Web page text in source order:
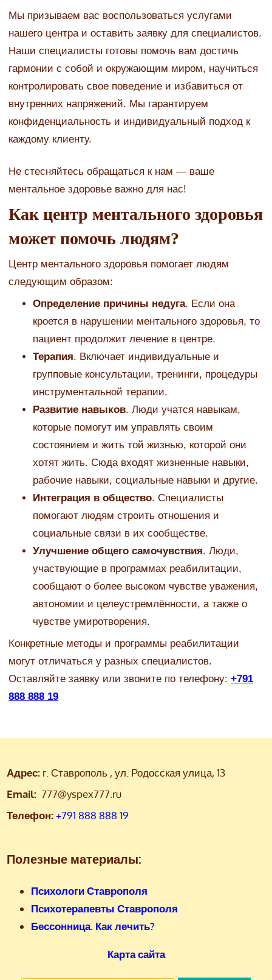
Мы призываем вас воспользоваться услугами
нашего центра и оставить заявку для специалистов.
Наши специалисты готовы помочь вам достичь
гармонии с собой и окружающим миром, научиться
контролировать свое поведение и избавиться от
внутренних напряжений. Мы гарантируем
конфиденциальность и индивидуальный подход к
каждому клиенту.
Не стесняйтесь обращаться к нам — ваше
ментальное здоровье важно для нас!
Как центр ментального здоровья
может помочь людям?
Центр ментального здоровья помогает людям
следующим образом:
Определение причины недуга. Если она
кроется в нарушении ментального здоровья, то
пациент продолжит лечение в центре.
Терапия. Включает индивидуальные и
групповые консультации, тренинги, процедуры
инструментальной терапии.
Развитие навыков. Люди учатся навыкам,
которые помогут им управлять своим
состоянием и жить той жизнью, которой они
хотят жить. Сюда входят жизненные навыки,
рабочие навыки, социальные навыки и другие.
Интеграция в общество. Специалисты
помогают людям строить отношения и
социальные связи в их сообществе.
Улучшение общего самочувствия. Люди,
участвующие в программах реабилитации,
сообщают о более высоком чувстве уважения,
автономии и целеустремлённости, а также о
чувстве умиротворения.
Конкретные методы и программы реабилитации
могут отличаться у разных специалистов.
Оставляйте заявку или звоните по телефону:+791
888 888 19
Адрес: г. Ставрополь , ул. Родосская улица, 13
Email: 777@yspex777.ru
Телефон: +791 888 888 19
Полезные материалы:
Психологи Ставрополя
Психотерапевты Ставрополя
Бессонница. Как лечить?
Карта сайта